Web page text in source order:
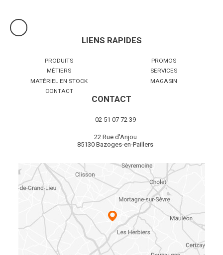
LIENS RAPIDES
PRODUITS
PROMOS
MÉTIERS
SERVICES
MATÉRIEL EN STOCK
MAGASIN
CONTACT
CONTACT
02 51 07 72 39
22 Rue d'Anjou
85130 Bazoges-en-Paillers